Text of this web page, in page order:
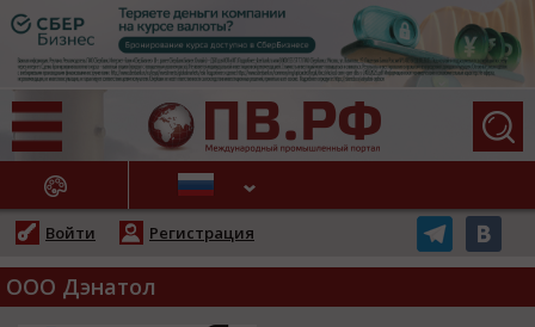
НОВОСТИ
Войти Регистрация
ООО Дэнатол